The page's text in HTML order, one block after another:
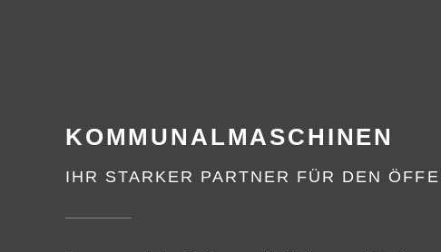
KOMMUNALMASCHINEN
IHR STARKER PARTNER FÜR DEN